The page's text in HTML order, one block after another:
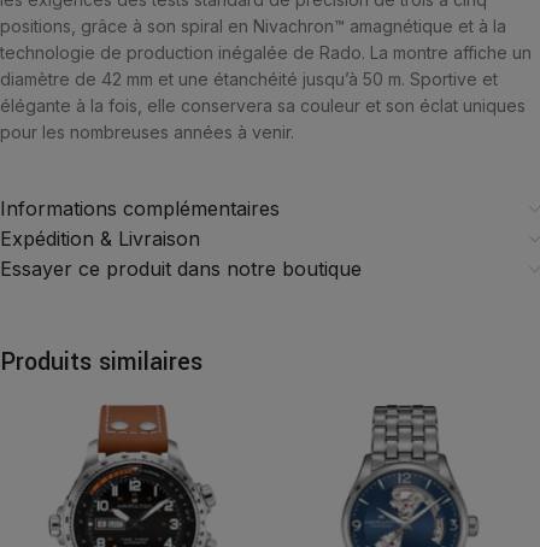
positions, grâce à son spiral en Nivachron™ amagnétique et à la
technologie de production inégalée de Rado. La montre affiche un
diamètre de 42 mm et une étanchéité jusqu’à 50 m. Sportive et
élégante à la fois, elle conservera sa couleur et son éclat uniques
pour les nombreuses années à venir.
Informations complémentaires
Expédition & Livraison
Essayer ce produit dans notre boutique
Produits similaires